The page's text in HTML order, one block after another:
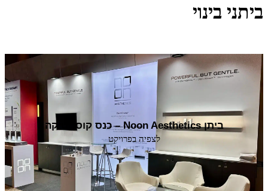
ביתני בינוי
ביתן Noon Aesthetics – כנס קוסמטיקה
לצפיה בפרויקט